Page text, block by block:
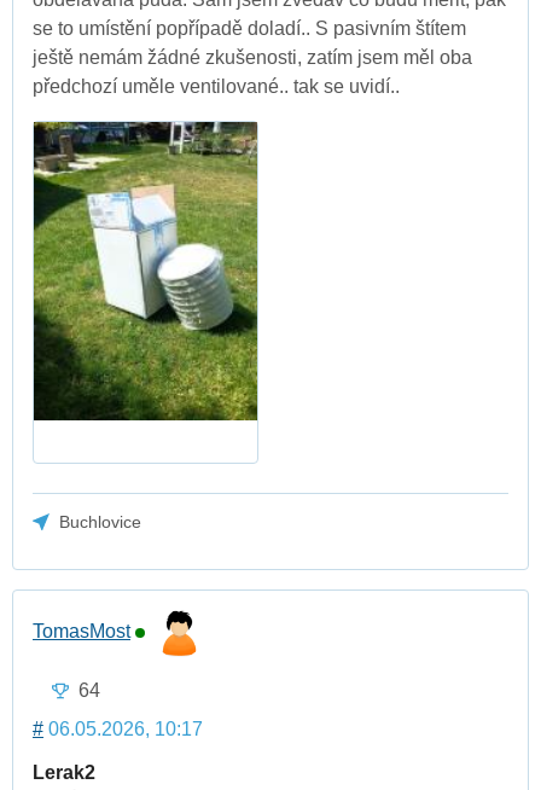
se to umístění popřípadě doladí.. S pasivním štítem
ještě nemám žádné zkušenosti, zatím jsem měl oba
předchozí uměle ventilované.. tak se uvidí..
Buchlovice
TomasMost
64
# 06.05.2026, 10:17
Lerak2